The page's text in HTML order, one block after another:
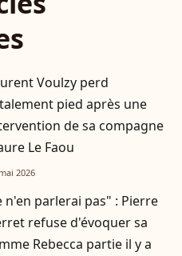
Voulzy perd
pied après une
de sa compagne
Le Faou
2026
n'en parlerai pas" : Pierre
refuse d'évoquer sa
Rebecca partie il y a